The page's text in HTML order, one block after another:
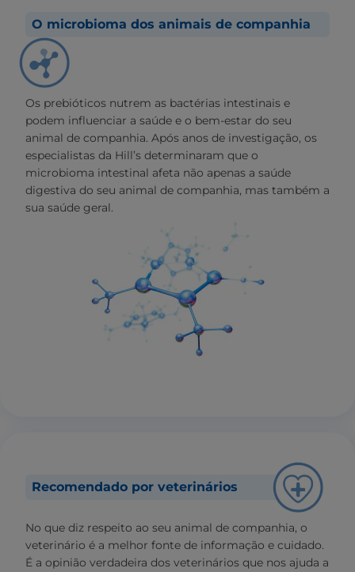
O microbioma dos animais de companhia
Os prebióticos nutrem as bactérias intestinais e
podem influenciar a saúde e o bem-estar do seu
animal de companhia. Após anos de investigação, os
especialistas da Hill’s determinaram que o
microbioma intestinal afeta não apenas a saúde
digestiva do seu animal de companhia, mas também a
sua saúde geral.
Recomendado por veterinários
No que diz respeito ao seu animal de companhia, o
veterinário é a melhor fonte de informação e cuidado.
É a opinião verdadeira dos veterinários que nos ajuda a